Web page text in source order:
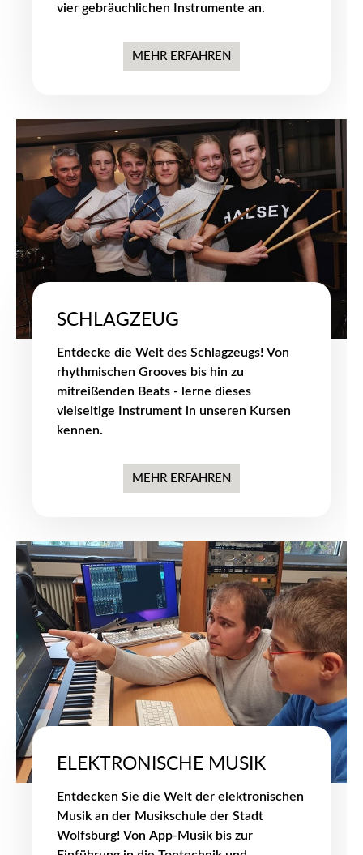
vier gebräuchlichen Instrumente an.
MEHR ERFAHREN
SCHLAGZEUG
Entdecke die Welt des Schlagzeugs! Von
rhythmischen Grooves bis hin zu
mitreißenden Beats - lerne dieses
vielseitige Instrument in unseren Kursen
kennen.
MEHR ERFAHREN
ELEKTRONISCHE MUSIK
Entdecken Sie die Welt der elektronischen
Musik an der Musikschule der Stadt
Wolfsburg! Von App-Musik bis zur